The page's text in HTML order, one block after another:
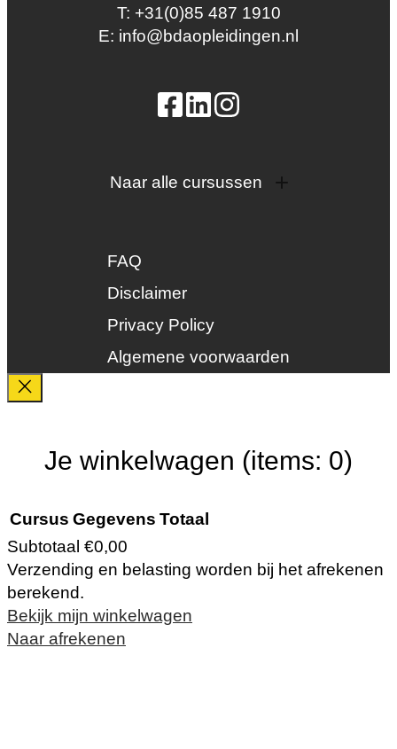
T: +31(0)85 487 1910
E: info@bdaopleidingen.nl
Naar alle cursussen
Zonne-energie
Duurzaamheid
Veiligheid
FAQ
Disclaimer
Privacy Policy
Algemene voorwaarden
Je winkelwagen (items: 0)
Producten
in
Cursus Gegevens Totaal
Subtotaal €0,00
Verzending en belasting worden bij het afrekenen
berekend.
Bekijk mijn winkelwagen
Naar afrekenen